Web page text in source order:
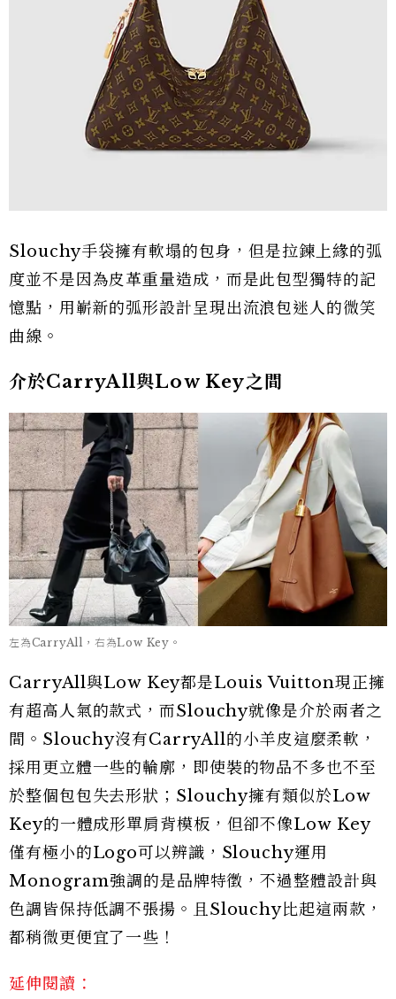
Slouchy手袋擁有軟塌的包身，但是拉鍊上緣的弧
度並不是因為皮革重量造成，而是此包型獨特的記
憶點，用嶄新的弧形設計呈現出流浪包迷人的微笑
曲線。
介於CarryAll與Low Key之間
左為CarryAll，右為Low Key。
CarryAll與Low Key都是Louis Vuitton現正擁
有超高人氣的款式，而Slouchy就像是介於兩者之
間。Slouchy沒有CarryAll的小羊皮這麼柔軟，
採用更立體一些的輪廓，即使裝的物品不多也不至
於整個包包失去形狀；Slouchy擁有類似於Low
Key的一體成形單肩背模板，但卻不像Low Key
僅有極小的Logo可以辨識，Slouchy運用
Monogram強調的是品牌特徵，不過整體設計與
色調皆保持低調不張揚。且Slouchy比起這兩款，
都稍微更便宜了一些！
延伸閱讀：